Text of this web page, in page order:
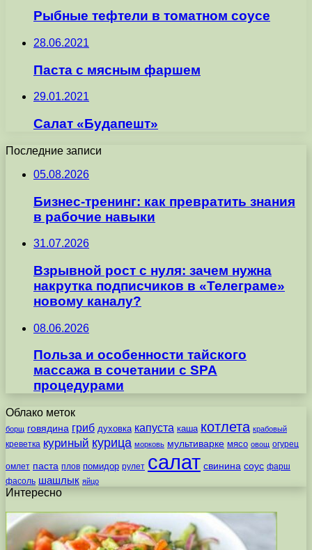
Рыбные тефтели в томатном соусе
28.06.2021
Паста с мясным фаршем
29.01.2021
Салат «Будапешт»
Последние записи
05.08.2026
Бизнес-тренинг: как превратить знания
в рабочие навыки
31.07.2026
Взрывной рост с нуля: зачем нужна
накрутка подписчиков в «Телеграме»
новому каналу?
08.06.2026
Польза и особенности тайского
массажа в сочетании с SPA
процедурами
Облако меток
борщ говядина гриб духовка капуста каша котлета крабовый
креветка куриный курица морковь мультиварке мясо овощ огурец
омлет паста плов помидор рулет салат свинина соус фарш
фасоль шашлык яйцо
Интересно